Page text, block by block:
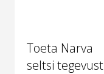
Toeta Narva
seltsi tegevust